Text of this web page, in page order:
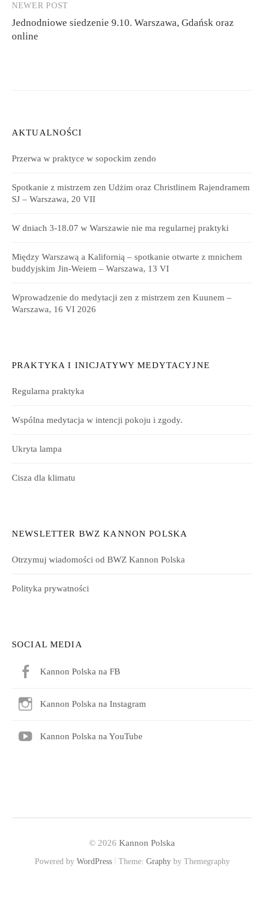
NEWER POST
Jednodniowe siedzenie 9.10. Warszawa, Gdańsk oraz
online
AKTUALNOŚCI
Przerwa w praktyce w sopockim zendo
Spotkanie z mistrzem zen Udżim oraz Christlinem Rajendramem
SJ – Warszawa, 20 VII
W dniach 3-18.07 w Warszawie nie ma regularnej praktyki
Między Warszawą a Kalifornią – spotkanie otwarte z mnichem
buddyjskim Jin-Weiem – Warszawa, 13 VI
Wprowadzenie do medytacji zen z mistrzem zen Kuunem –
Warszawa, 16 VI 2026
PRAKTYKA I INICJATYWY MEDYTACYJNE
Regularna praktyka
Wspólna medytacja w intencji pokoju i zgody.
Ukryta lampa
Cisza dla klimatu
NEWSLETTER BWZ KANNON POLSKA
Otrzymuj wiadomości od BWZ Kannon Polska
Polityka prywatności
SOCIAL MEDIA
Kannon Polska na FB
Kannon Polska na Instagram
Kannon Polska na YouTube
© 2026 Kannon Polska
Powered by WordPress | Theme: Graphyby Themegraphy